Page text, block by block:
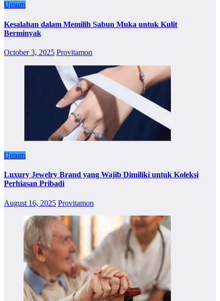
Umum
Kesalahan dalam Memilih Sabun Muka untuk Kulit
Berminyak
October 3, 2025 Provitamon
Umum
Luxury Jewelry Brand yang Wajib Dimiliki untuk Koleksi
Perhiasan Pribadi
August 16, 2025 Provitamon